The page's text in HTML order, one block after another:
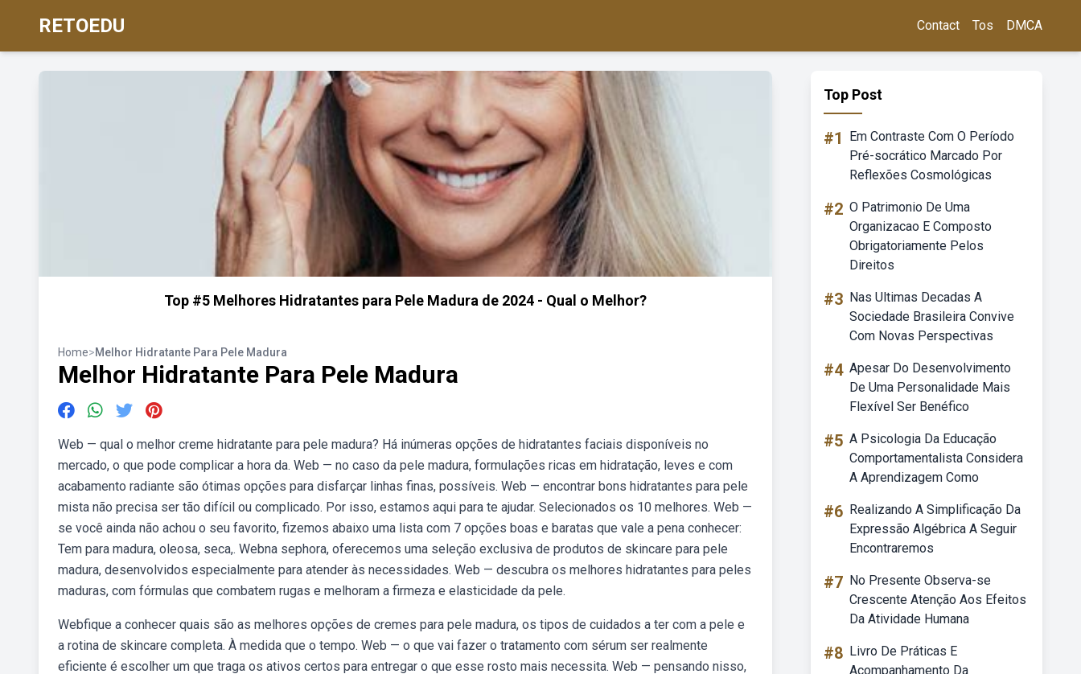
RETOEDU Contact Tos DMCA
Top #5 Melhores Hidratantes para Pele Madura de 2024 - Qual o Melhor?
Home>Melhor Hidratante Para Pele Madura
Melhor Hidratante Para Pele Madura
Web — qual o melhor creme hidratante para pele madura? Há inúmeras opções de hidratantes faciais disponíveis no
mercado, o que pode complicar a hora da. Web — no caso da pele madura, formulações ricas em hidratação, leves e com
acabamento radiante são ótimas opções para disfarçar linhas finas, possíveis. Web — encontrar bons hidratantes para pele
mista não precisa ser tão difícil ou complicado. Por isso, estamos aqui para te ajudar. Selecionados os 10 melhores. Web —
se você ainda não achou o seu favorito, fizemos abaixo uma lista com 7 opções boas e baratas que vale a pena conhecer:
Tem para madura, oleosa, seca,. Webna sephora, oferecemos uma seleção exclusiva de produtos de skincare para pele
madura, desenvolvidos especialmente para atender às necessidades. Web — descubra os melhores hidratantes para peles
maduras, com fórmulas que combatem rugas e melhoram a firmeza e elasticidade da pele.
Webfique a conhecer quais são as melhores opções de cremes para pele madura, os tipos de cuidados a ter com a pele e
a rotina de skincare completa. À medida que o tempo. Web — o que vai fazer o tratamento com sérum ser realmente
eficiente é escolher um que traga os ativos certos para entregar o que esse rosto mais necessita. Web — pensando nisso,
Top Post
#1
Em Contraste Com O Período
Pré-socrático Marcado Por
Reflexões Cosmológicas
#2 O Patrimonio De Uma
Organizacao E Composto
Obrigatoriamente Pelos
Direitos
#3 Nas Ultimas Decadas A
Sociedade Brasileira Convive
Com Novas Perspectivas
#4 Apesar Do Desenvolvimento
De Uma Personalidade Mais
Flexível Ser Benéfico
#5 A Psicologia Da Educação
Comportamentalista Considera
A Aprendizagem Como
#6 Realizando A Simplificação Da
Expressão Algébrica A Seguir
Encontraremos
#7 No Presente Observa-se
Crescente Atenção Aos Efeitos
Da Atividade Humana
#8 Livro De Práticas E
Acompanhamento Da